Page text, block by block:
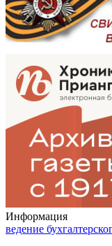
Информация
ведение